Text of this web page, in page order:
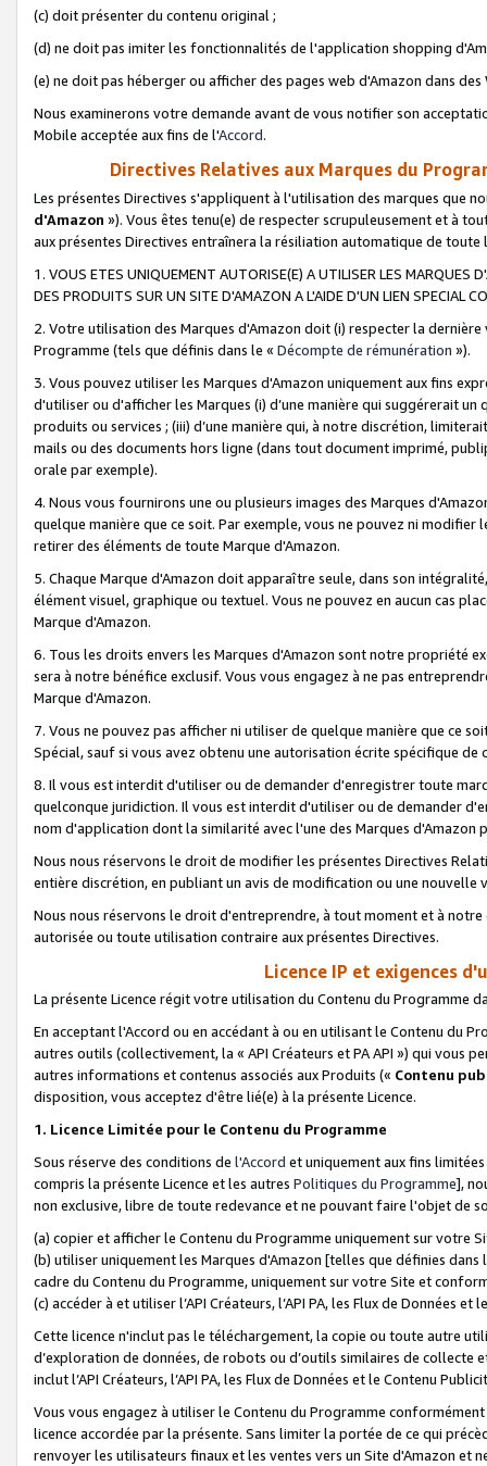
(c) doit présenter du contenu original ;
(d) ne doit pas imiter les fonctionnalités de l'application shopping
(e) ne doit pas héberger ou afficher des pages web d'Amazon dans
Nous examinerons votre demande avant de vous notifier son
Mobile acceptée aux fins de l'Accord.
Directives Relatives aux Marques du
Les présentes Directives s'appliquent à l'utilisation des marques que
d'Amazon »). Vous êtes tenu(e) de respecter scrupuleusement et à
aux présentes Directives entraînera la résiliation automatique de
1. VOUS ETES UNIQUEMENT AUTORISE(E) A UTILISER LES MARQUES
DES PRODUITS SUR UN SITE D'AMAZON A L'AIDE D'UN LIEN SPECIAL
2. Votre utilisation des Marques d'Amazon doit (i) respecter la
Programme (tels que définis dans le « Décompte de rémunération »).
3. Vous pouvez utiliser les Marques d'Amazon uniquement aux fins
d'utiliser ou d'afficher les Marques (i) d’une manière qui suggérerait
produits ou services ; (iii) d’une manière qui, à notre discrétion,
mails ou des documents hors ligne (dans tout document imprimé,
orale par exemple).
4. Nous vous fournirons une ou plusieurs images des Marques
quelque manière que ce soit. Par exemple, vous ne pouvez ni
retirer des éléments de toute Marque d'Amazon.
5. Chaque Marque d'Amazon doit apparaître seule, dans son
élément visuel, graphique ou textuel. Vous ne pouvez en aucun cas
Marque d'Amazon.
6. Tous les droits envers les Marques d'Amazon sont notre propriété
sera à notre bénéfice exclusif. Vous vous engagez à ne pas
Marque d'Amazon.
7. Vous ne pouvez pas afficher ni utiliser de quelque manière que ce
Spécial, sauf si vous avez obtenu une autorisation écrite spécifique de
8. Il vous est interdit d'utiliser ou de demander d'enregistrer toute
quelconque juridiction. Il vous est interdit d'utiliser ou de demander
nom d'application dont la similarité avec l'une des Marques
Nous nous réservons le droit de modifier les présentes Directives
entière discrétion, en publiant un avis de modification ou une nouvelle
Nous nous réservons le droit d'entreprendre, à tout moment et à
autorisée ou toute utilisation contraire aux présentes Directives.
Licence IP et exigences
La présente Licence régit votre utilisation du Contenu du Programme
En acceptant l'Accord ou en accédant à ou en utilisant le Contenu du
autres outils (collectivement, la « API Créateurs et PA API ») qui vous
autres informations et contenus associés aux Produits (« Contenu
disposition, vous acceptez d'être lié(e) à la présente Licence.
1. Licence Limitée pour le Contenu du Programme
Sous réserve des conditions de l'Accord et uniquement aux fins
compris la présente Licence et les autres Politiques du Programme],
non exclusive, libre de toute redevance et ne pouvant faire l'objet de
(a) copier et afficher le Contenu du Programme uniquement sur votre
(b) utiliser uniquement les Marques d'Amazon [telles que définies dans
cadre du Contenu du Programme, uniquement sur votre Site et
(c) accéder à et utiliser l’API Créateurs, l’API PA, les Flux de Données
Cette licence n'inclut pas le téléchargement, la copie ou toute autre
d’exploration de données, de robots ou d’outils similaires de
inclut l’API Créateurs, l’API PA, les Flux de Données et le Contenu
Vous vous engagez à utiliser le Contenu du Programme
licence accordée par la présente. Sans limiter la portée de ce qui
renvoyer les utilisateurs finaux et les ventes vers un Site d'Amazon et